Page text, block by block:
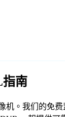
指南
机。我们的免